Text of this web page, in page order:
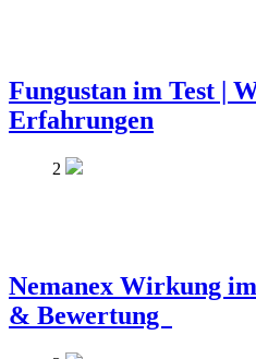
Fungustan im Test |
Erfahrungen
2
Nemanex Wirkung
& Bewertung